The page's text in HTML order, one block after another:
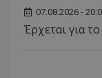
07.08.2026 -
Έρχεται για